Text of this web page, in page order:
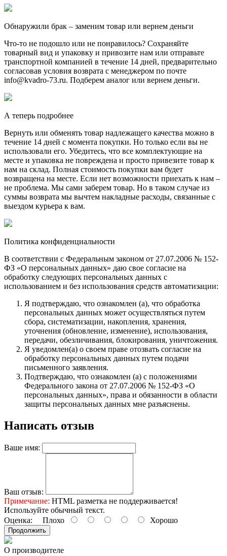
Обнаружили брак – заменим товар или вернем деньги
Что-то не подошло или не понравилось? Сохраняйте
товарный вид и упаковку и привозите нам или отправьте
транспортной компанией в течение 14 дней, предварительно
согласовав условия возврата с менеджером по почте
info@kvadro-73.ru. Подберем аналог или вернем деньги.
А теперь подробнее
Вернуть или обменять товар надлежащего качества можно в
течение 14 дней с момента покупки. Но только если вы не
использовали его. Убедитесь, что все комплектующие на
месте и упаковка не повреждена и просто привезите товар к
нам на склад. Полная стоимость покупки вам будет
возвращена на месте. Если нет возможности приехать к нам –
не проблема. Мы сами заберем товар. Но в таком случае из
суммы возврата мы вычтем накладные расходы, связанные с
выездом курьера к вам.
Политика конфиденциальности
В соответствии с Федеральным законом от 27.07.2006 № 152-
ФЗ «О персональных данных» даю свое согласие на
обработку следующих персональных данных с
использованием и без использования средств автоматизации:
Я подтверждаю, что ознакомлен (а), что обработка
персональных данных может осуществляться путем
сбора, систематизации, накопления, хранения,
уточнения (обновление, изменение), использования,
передачи, обезличивания, блокирования, уничтожения.
Я уведомлен(а) о своем праве отозвать согласие на
обработку персональных данных путем подачи
письменного заявления.
Подтверждаю, что ознакомлен (а) с положениями
Федерального закона от 27.07.2006 № 152-ФЗ «О
персональных данных», права и обязанности в области
защиты персональных данных мне разъяснены.
Написать отзыв
Ваше имя:
Ваш отзыв:
Примечание: HTML разметка не поддерживается!
Используйте обычный текст.
Оценка: Плохо Хорошо
Продолжить
О производителе